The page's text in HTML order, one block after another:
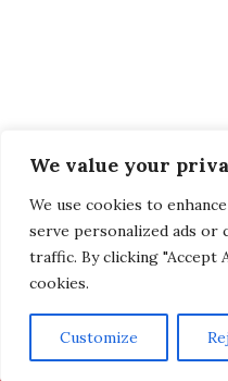
We value your
We use cookies to
serve personalized ads or
traffic. By clicking "Accept
cookies.
Customize
Bryan